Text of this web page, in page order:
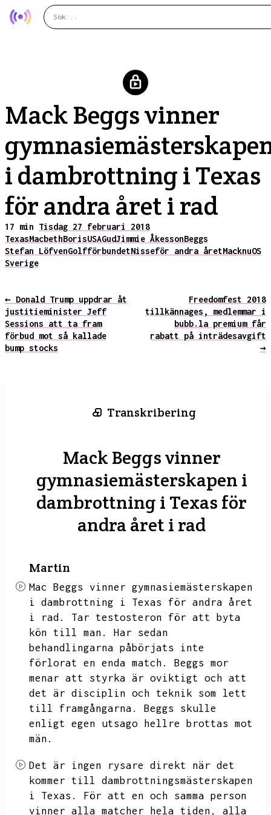
Mack Beggs vinner
i dambrottning i Texas
för andra året i rad
17 min Tisdag 27 februari 2018
TexasMacbethBorisUSAGudJimmie ÅkessonBeggs
Stefan LöfvenGolfförbundetNisseför andra åretMacknuOS
Sverige
← Donald Trump uppdrar åt
justitieminister Jeff
Sessions att ta fram
förbud mot så kallade
bump stocks
Freedomfest 2018
tillkännages, medlemmar i
bubb.la premium får
rabatt på inträdesavgift
→
Transkribering
Mack Beggs vinner
gymnasiemästerskapen i
dambrottning i Texas för
andra året i rad
Martin
Mac Beggs vinner gymnasiemästerskapen
i dambrottning i Texas för andra året
i rad.
Tar testosteron för att byta
kön till man.
Har sedan
behandlingarna påbörjats inte
förlorat en enda match.
Beggs mor
menar att styrka är oviktigt och att
det är disciplin och teknik som lett
till framgångarna.
Beggs skulle
enligt egen utsago hellre brottas mot
män.
Det är ingen rysare direkt när det
kommer till dambrottningsmästerskapen
i Texas.
För att en och samma person
vinner alla matcher hela tiden,
alla